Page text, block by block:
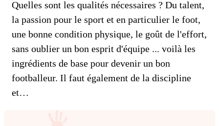
Quelles sont les qualités nécessaires ? Du talent,
la passion pour le sport et en particulier le foot,
une bonne condition physique, le goût de l'effort,
sans oublier un bon esprit d'équipe ... voilà les
ingrédients de base pour devenir un bon
footballeur. Il faut également de la discipline
et…